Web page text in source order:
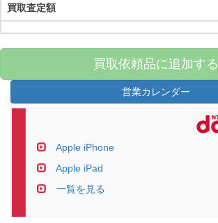
買取査定額
買取依頼品に追加する
営業カレンダー
Apple iPhone
Apple iPad
一覧を見る